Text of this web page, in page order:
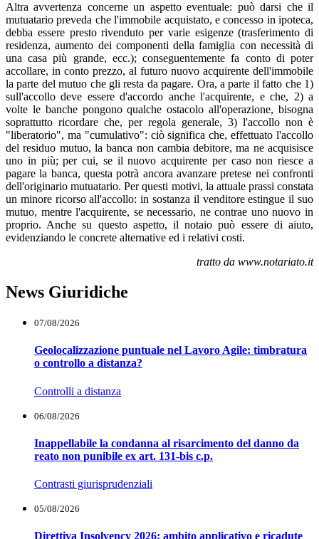
Altra avvertenza concerne un aspetto eventuale: può darsi che il
mutuatario preveda che l'immobile acquistato, e concesso in ipoteca,
debba essere presto rivenduto per varie esigenze (trasferimento di
residenza, aumento dei componenti della famiglia con necessità di
una casa più grande, ecc.); conseguentemente fa conto di poter
accollare, in conto prezzo, al futuro nuovo acquirente dell'immobile
la parte del mutuo che gli resta da pagare. Ora, a parte il fatto che 1)
sull'accollo deve essere d'accordo anche l'acquirente, e che, 2) a
volte le banche pongono qualche ostacolo all'operazione, bisogna
soprattutto ricordare che, per regola generale, 3) l'accollo non è
"liberatorio", ma "cumulativo": ciò significa che, effettuato l'accollo
del residuo mutuo, la banca non cambia debitore, ma ne acquisisce
uno in più; per cui, se il nuovo acquirente per caso non riesce a
pagare la banca, questa potrà ancora avanzare pretese nei confronti
dell'originario mutuatario. Per questi motivi, la attuale prassi constata
un minore ricorso all'accollo: in sostanza il venditore estingue il suo
mutuo, mentre l'acquirente, se necessario, ne contrae uno nuovo in
proprio. Anche su questo aspetto, il notaio può essere di aiuto,
evidenziando le concrete alternative ed i relativi costi.
tratto da www.notariato.it
News Giuridiche
07/08/2026
Geolocalizzazione puntuale nel Lavoro Agile: timbratura
o controllo a distanza?
Controlli a distanza
06/08/2026
Inappellabile la condanna al risarcimento del danno da
reato non punibile ex art. 131-bis c.p.
Contrasti giurisprudenziali
05/08/2026
Direttiva Insolvency 2026: ambito applicativo e ricadute